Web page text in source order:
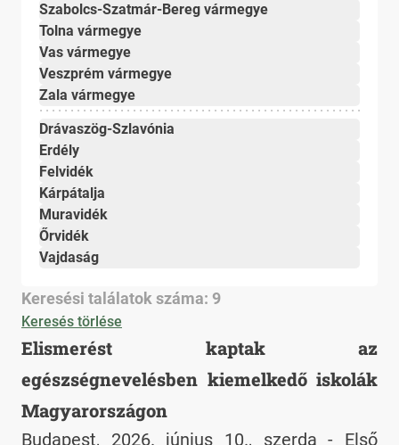
Szabolcs-Szatmár-Bereg vármegye
Tolna vármegye
Vas vármegye
Veszprém vármegye
Zala vármegye
Drávaszög-Szlavónia
Erdély
Felvidék
Kárpátalja
Muravidék
Őrvidék
Vajdaság
Keresési találatok száma: 9
Keresés törlése
Elismerést kaptak az
egészségnevelésben kiemelkedő iskolák
Magyarországon
Budapest, 2026. június 10., szerda - Első